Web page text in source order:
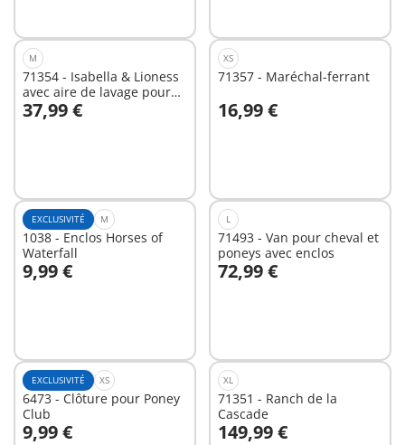
M
71354 - Isabella & Lioness
avec aire de lavage pour
chevaux
37,99 €
Au panier
XS
71357 - Maréchal-ferrant
16,99 €
Au panier
EXCLUSIVITÉ M
1038 - Enclos Horses of
Waterfall
9,99 €
Au panier
L
71493 - Van pour cheval et
poneys avec enclos
72,99 €
EXCLUSIVITÉ XS
6473 - Clôture pour Poney
Club
9,99 €
XL
71351 - Ranch de la
Cascade
149,99 €